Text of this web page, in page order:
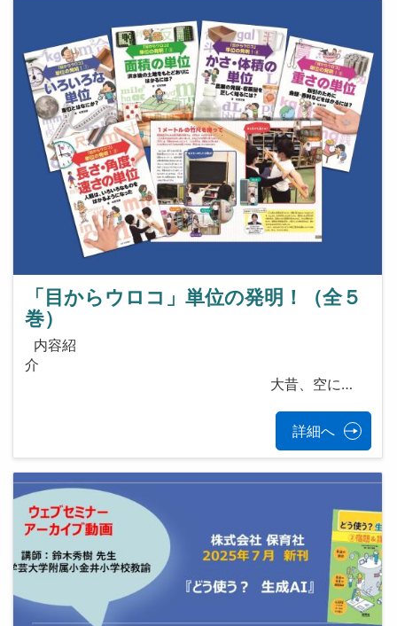
「目からウロコ」単位の発明！（全５
巻）
内容紹
介
大昔、空に…
詳細へ